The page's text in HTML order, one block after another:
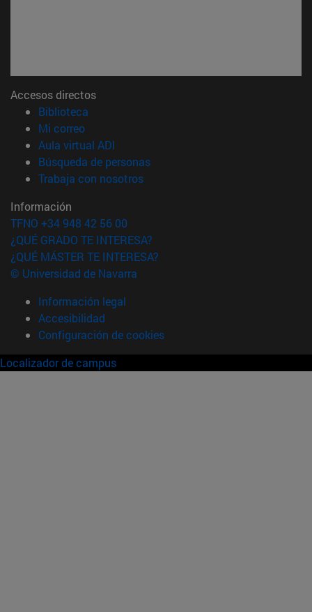
Accesos directos
Biblioteca
Mi correo(abre en nueva ventana)
Aula virtual ADI
Búsqueda de personas(abre en nueva ventana)
Trabaja con nosotros(abre en nueva ventana)
Información
TFNO +34 948 42 56 00
¿QUÉ GRADO TE INTERESA?
¿QUÉ MÁSTER TE INTERESA?
© Universidad de Navarra
Información legal
Accesibilidad
Configuración de cookies
Localizador de campus